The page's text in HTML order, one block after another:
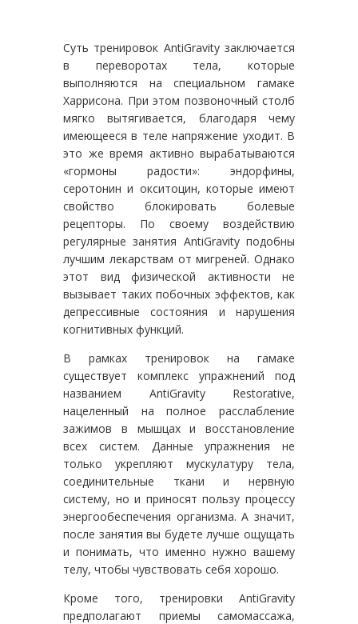
Суть тренировок AntiGravity заключается
в переворотах тела, которые
выполняются на специальном гамаке
Харрисона. При этом позвоночный столб
мягко вытягивается, благодаря чему
имеющееся в теле напряжение уходит. В
это же время активно вырабатываются
«гормоны радости»: эндорфины,
серотонин и окситоцин, которые имеют
свойство блокировать болевые
рецепторы. По своему воздействию
регулярные занятия AntiGravity подобны
лучшим лекарствам от мигреней. Однако
этот вид физической активности не
вызывает таких побочных эффектов, как
депрессивные состояния и нарушения
когнитивных функций.
В рамках тренировок на гамаке
существует комплекс упражнений под
названием AntiGravity Restorative,
нацеленный на полное расслабление
зажимов в мышцах и восстановление
всех систем. Данные упражнения не
только укрепляют мускулатуру тела,
соединительные ткани и нервную
систему, но и приносят пользу процессу
энергообеспечения организма. А значит,
после занятия вы будете лучше ощущать
и понимать, что именно нужно вашему
телу, чтобы чувствовать себя хорошо.
Кроме того, тренировки AntiGravity
предполагают приемы самомассажа,